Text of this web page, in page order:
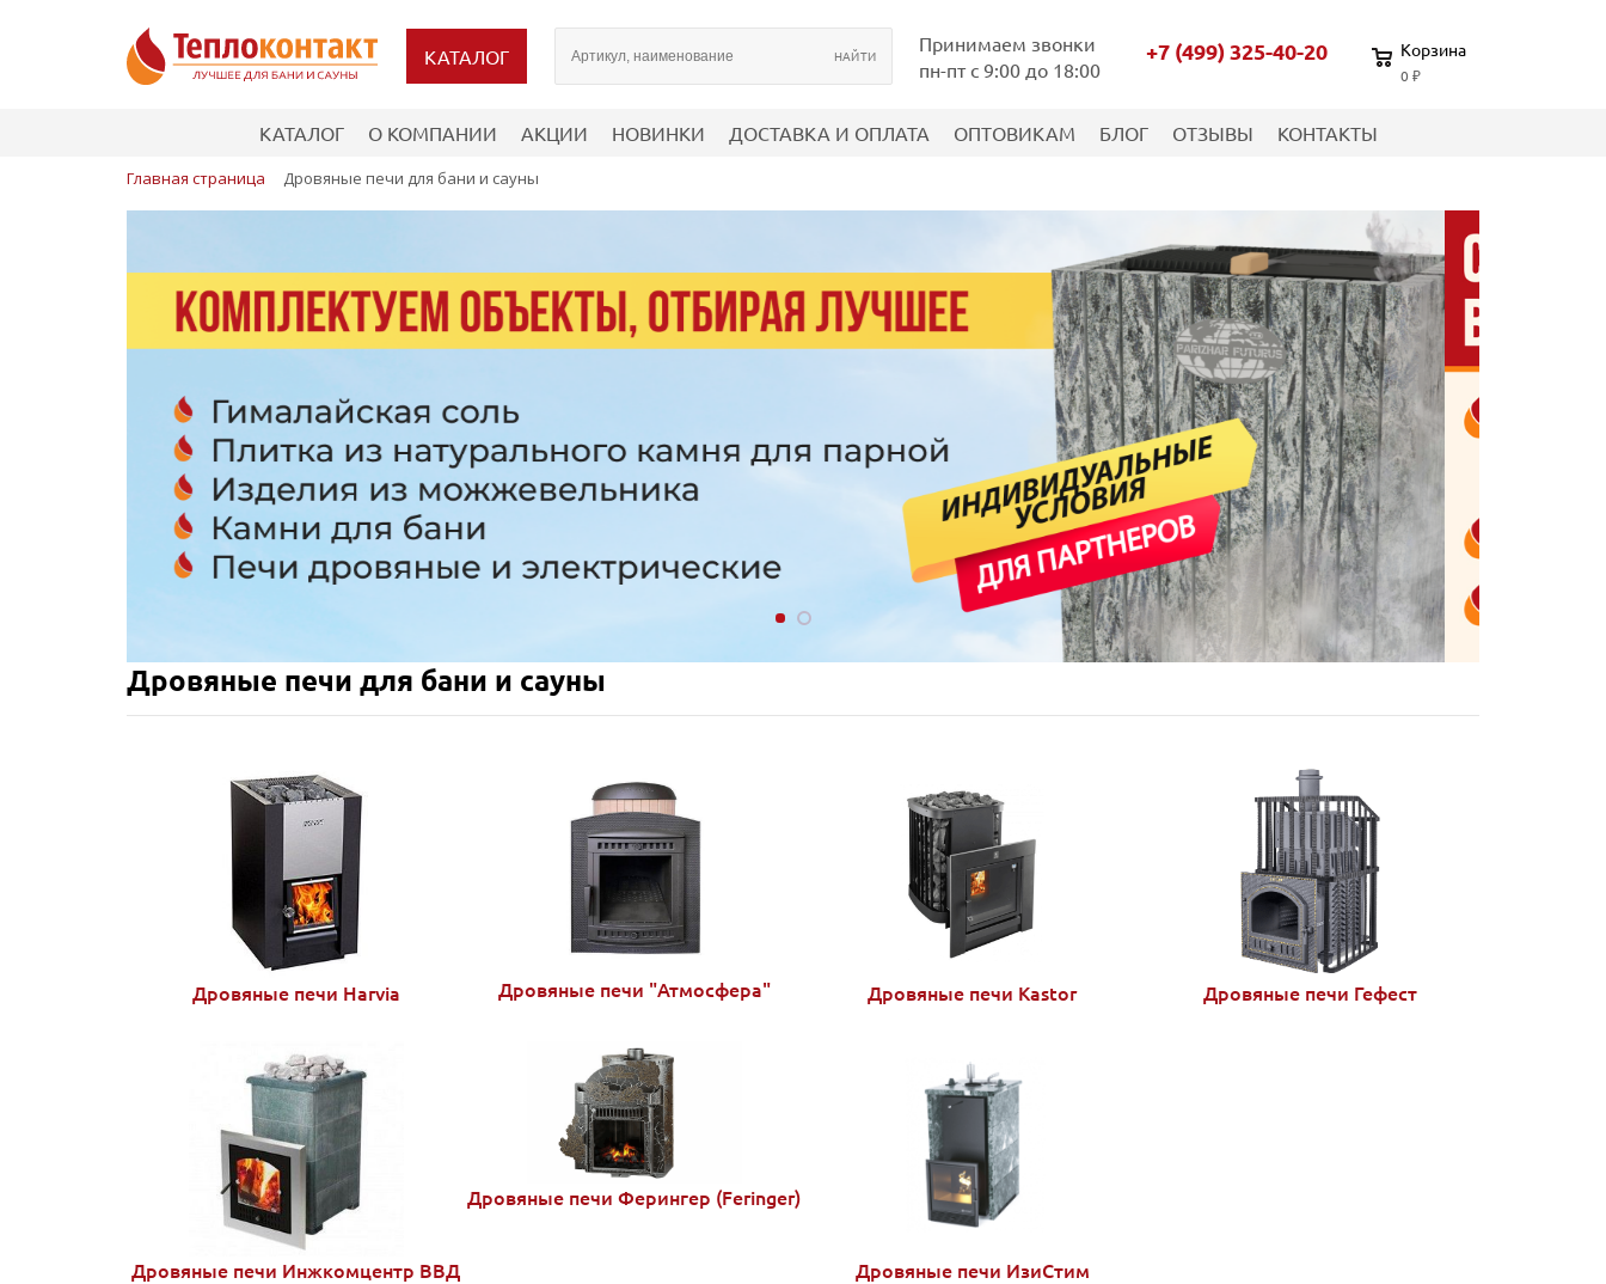
КАТАЛОГ
Принимаем звонки
пн-пт с 9:00 до 18:00
+7 (499) 325-40-20 Корзина
0 ₽
КАТАЛОГ О КОМПАНИИ АКЦИИ НОВИНКИ ДОСТАВКА И ОПЛАТА ОПТОВИКАМ БЛОГ ОТЗЫВЫ КОНТАКТЫ
Главная страница Дровяные печи для бани и сауны
Дровяные печи для бани и сауны
Дровяные печи Harvia Дровяные печи "Атмосфера" Дровяные печи Kastor Дровяные печи Гефест
Дровяные печи Инжкомцентр ВВД
Дровяные печи Ферингер (Feringer)
Дровяные печи ИзиСтим